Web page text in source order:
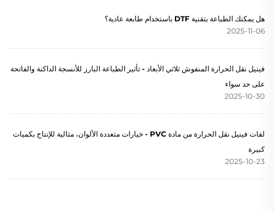
هل يمكنك الطباعة بتقنية DTF باستخدام طابعة عادية؟
2025-11-06
فينيل نقل الحرارة المنفوش ثلاثي الأبعاد - تأثير الطباعة البارز للأنسجة الداكنة والفاتحة
على حد سواء
2025-10-30
لفات فينيل نقل الحرارة من مادة PVC - خيارات متعددة الألوان، مثالية للإنتاج بكميات
كبيرة
2025-10-23